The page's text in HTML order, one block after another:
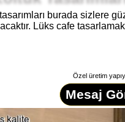
burada sizlere
Lüks cafe
Özel üretim
Mesaj